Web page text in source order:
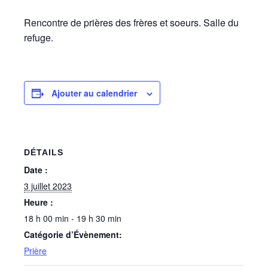
Rencontre de prières des frères et soeurs. Salle du
refuge.
Ajouter au calendrier
DÉTAILS
Date :
3 juillet 2023
Heure :
18 h 00 min - 19 h 30 min
Catégorie d’Évènement:
Prière